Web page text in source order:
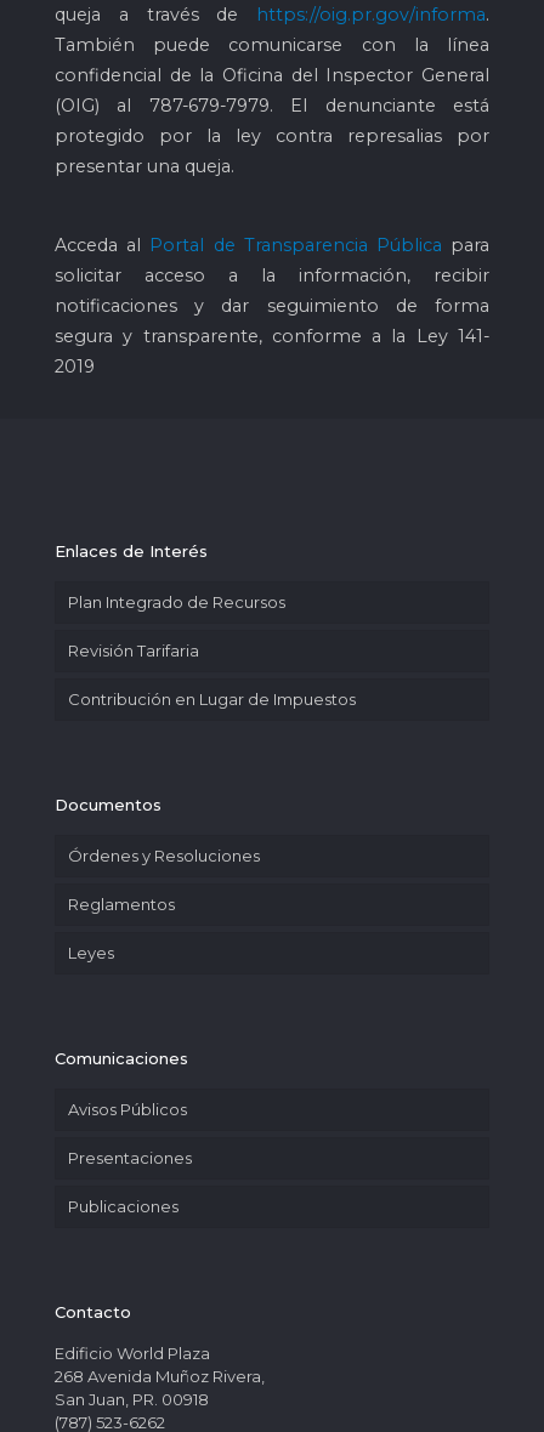
queja a través de
https://oig.pr.gov/informa.
También puede comunicarse con la línea
confidencial de la Oficina del Inspector General
(OIG) al 787-679-7979. El denunciante está
protegido por la ley contra represalias por
presentar una queja.
Acceda al Portal de Transparencia Pública para
solicitar acceso a la información, recibir
notificaciones y dar seguimiento de forma
segura y transparente, conforme a la Ley 141-
2019
Enlaces de Interés
Plan Integrado de Recursos
Revisión Tarifaria
Contribución en Lugar de Impuestos
Documentos
Órdenes y Resoluciones
Reglamentos
Leyes
Comunicaciones
Avisos Públicos
Presentaciones
Publicaciones
Contacto
Edificio World Plaza
268 Avenida Muñoz Rivera,
San Juan, PR. 00918
(787) 523-6262